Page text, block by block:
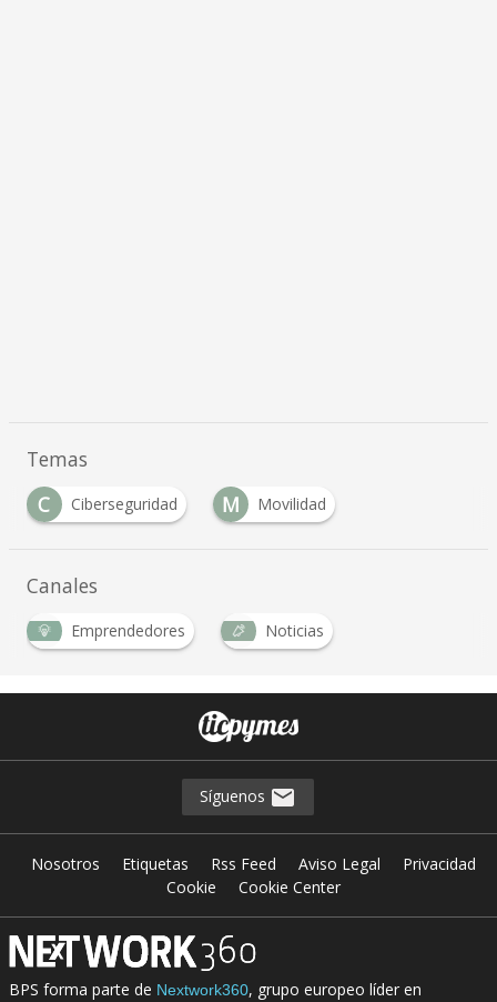
Temas
C
Ciberseguridad M
Movilidad
Canales
Emprendedores
Noticias
Síguenos
Nosotros Etiquetas Rss Feed Aviso Legal
Privacidad
Cookie
Cookie Center
BPS forma parte de Nextwork360, grupo europeo líder en